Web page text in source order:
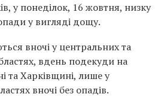
у понеділок, 16 жовтня, низку
у вигляді дощу.
вночі у центральних та
вдень подекуди на
та Харківщині, лише у
вночі без опадів.